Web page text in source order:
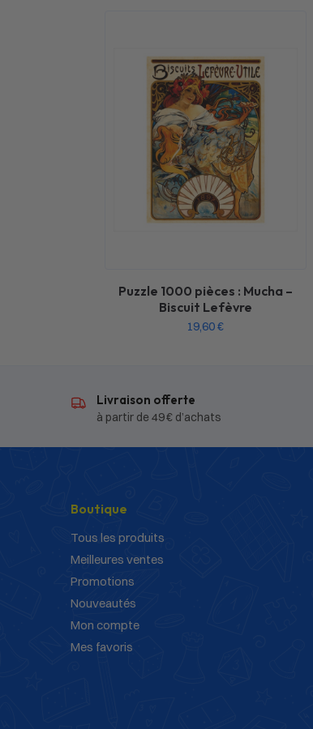
Puzzle 1000 pièces : Mucha –
Biscuit Lefèvre
19,60€
Livraison offerte
à partir de 49 € d’achats
Boutique
Tous les produits
Meilleures ventes
Promotions
Nouveautés
Mon compte
Mes favoris